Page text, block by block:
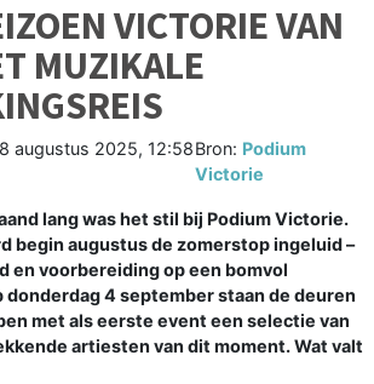
VICTORIE VAN
MUZIKALE
augustus 2025, 12:58Bron: Podium
Victorie
lang was het stil bij Podium Victorie.
begin augustus de zomerstop ingeluid –
en voorbereiding op een bomvol
donderdag 4 september staan de deuren
met als eerste event een selectie van
artiesten van dit moment. Wat valt